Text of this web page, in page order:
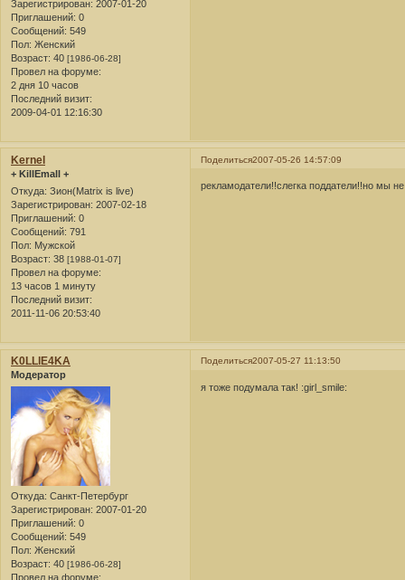
Зарегистрирован: 2007-01-20
Приглашений: 0
Сообщений: 549
Пол: Женский
Возраст: 40 [1986-06-28]
Провел на форуме:
2 дня 10 часов
Последний визит:
2009-04-01 12:16:30
Поделиться2007-05-26 14:57:09
Kernel
+ KillEmall +
Откуда: Зион(Matrix is live)
Зарегистрирован: 2007-02-18
Приглашений: 0
Сообщений: 791
Пол: Мужской
Возраст: 38 [1988-01-07]
Провел на форуме:
13 часов 1 минуту
Последний визит:
2011-11-06 20:53:40
рекламодатели!!слегка поддатели!!но мы
Поделиться2007-05-27 11:13:50
K0LLlE4KA
Модератор
Откуда: Санкт-Петербург
Зарегистрирован: 2007-01-20
Приглашений: 0
Сообщений: 549
Пол: Женский
Возраст: 40 [1986-06-28]
Провел на форуме:
я тоже подумала так! :girl_smile: